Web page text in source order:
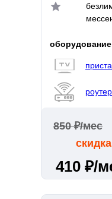
410 ₽/
850 ₽/мес